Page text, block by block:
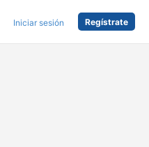
Iniciar sesión Regístrate